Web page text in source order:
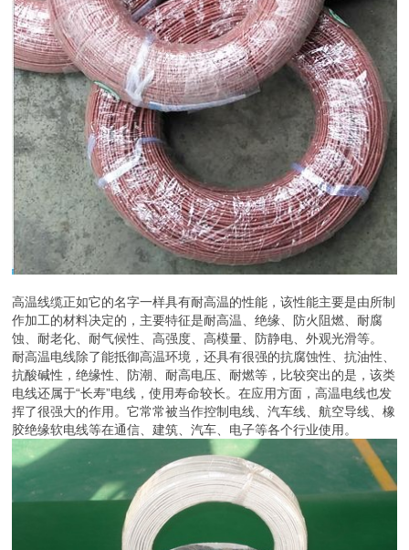
高温线缆正如它的名字一样具有耐高温的性能，该性能主要是由所制
作加工的材料决定的，主要特征是耐高温、绝缘、防火阻燃、耐腐
蚀、耐老化、耐气候性、高强度、高模量、防静电、外观光滑等。
耐高温电线除了能抵御高温环境，还具有很强的抗腐蚀性、抗油性、
抗酸碱性，绝缘性、防潮、耐高电压、耐燃等，比较突出的是，该类
电线还属于“长寿”电线，使用寿命较长。在应用方面，高温电线也发
挥了很强大的作用。它常常被当作控制电线、汽车线、航空导线、橡
胶绝缘软电线等在通信、建筑、汽车、电子等各个行业使用。